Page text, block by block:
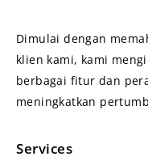
Dimulai dengan
klien kami, kami
berbagai fitur dan
meningkatkan
Services